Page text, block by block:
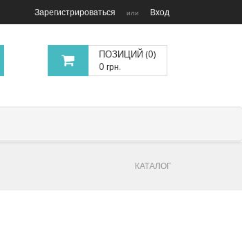
Зарегистрироваться или Вход
ПОЗИЦИЙ (0)
0 грн.
КАТАЛОГ